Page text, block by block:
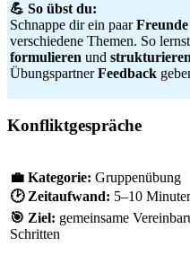
💪 So übst du:
Schnappe dir ein paarFreunde
verschiedene Themen. So
formulieren und strukturieren
ÜbungspartnerFeedback
Konfliktgespräche
💼 Kategorie: Gruppenübung
🕑 Zeitaufwand: 5–10
🎯 Ziel: gemeinsame
Schritten